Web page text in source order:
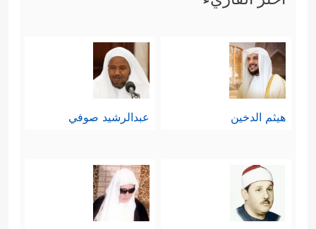
هيثم الدخين عبدالرشيد صوفي